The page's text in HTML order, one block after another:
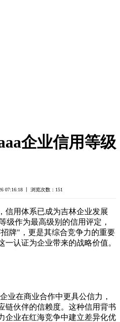
企业信用等级
07:16:18 丨 浏览次数： 151
信用体系已成为吉林企业发展
级作为最高级别的信用评定，
牌"，更是其综合竞争力的重要
认证为企业带来的战略价值。
业在商业合作中更具公信力，
链伙伴的信赖度。这种信用背书
企业在红海竞争中建立差异化优